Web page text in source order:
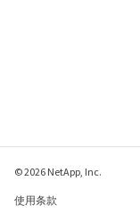
© 2026 NetApp, Inc.
使用条款